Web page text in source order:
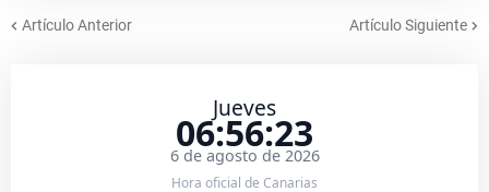
Artículo Anterior Artículo Siguiente
Jueves
06:56:23
6 de agosto de 2026
Hora oficial de Canarias